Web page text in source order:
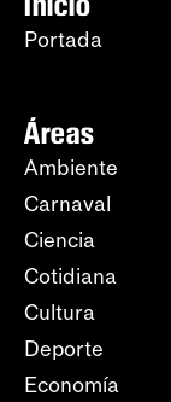
Portada
Áreas
Ambiente
Carnaval
Ciencia
Cotidiana
Cultura
Deporte
Economía